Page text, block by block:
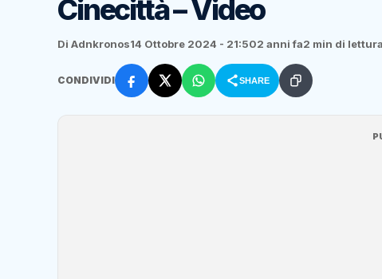
Cinecittà – Video
Di Adnkronos14 Ottobre 2024 - 21:502 anni fa2 min di lettura
CONDIVIDI SHARE